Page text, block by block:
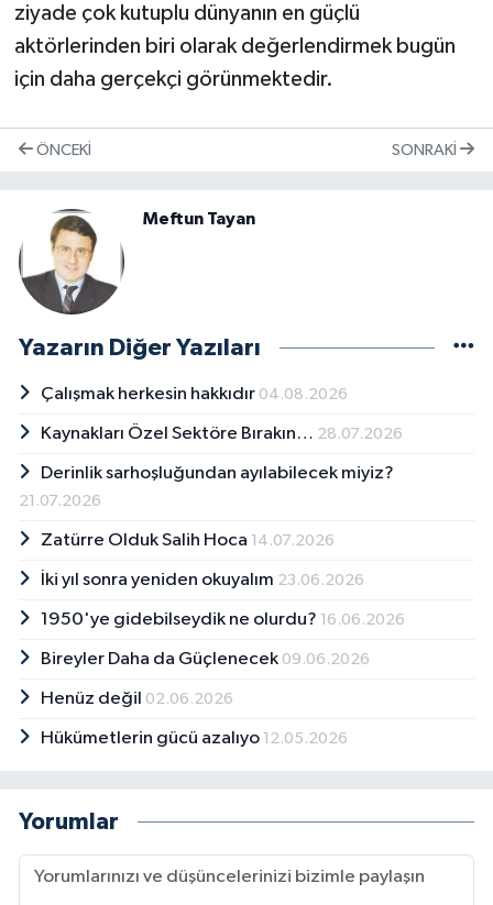
ziyade çok kutuplu dünyanın en güçlü
aktörlerinden biri olarak değerlendirmek bugün
için daha gerçekçi görünmektedir.
ÖNCEKI SONRAKI
Meftun Tayan
Yazarın Diğer Yazıları
Çalışmak herkesin hakkıdır 04.08.2026
Kaynakları Özel Sektöre Bırakın… 28.07.2026
Derinlik sarhoşluğundan ayılabilecek miyiz?
21.07.2026
Zatürre Olduk Salih Hoca 14.07.2026
İki yıl sonra yeniden okuyalım 23.06.2026
1950'ye gidebilseydik ne olurdu? 16.06.2026
Bireyler Daha da Güçlenecek 09.06.2026
Henüz değil 02.06.2026
Hükümetlerin gücü azalıyo 12.05.2026
Yorumlar